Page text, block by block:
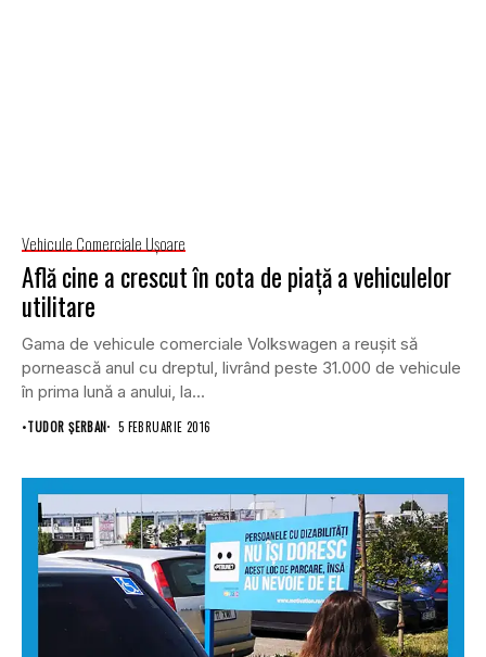
Vehicule Comerciale Uşoare
Află cine a crescut în cota de piață a vehiculelor
utilitare
Gama de vehicule comerciale Volkswagen a reușit să
pornească anul cu dreptul, livrând peste 31.000 de vehicule
în prima lună a anului, la...
•TUDOR ȘERBAN 5 FEBRUARIE 2016